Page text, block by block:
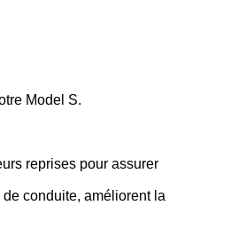
Model S.
reprises pour assurer
conduite, améliorent la